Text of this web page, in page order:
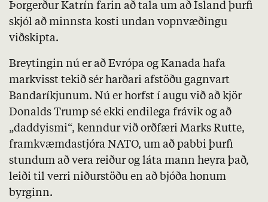
Þorgerður Katrín farin að tala um að Ísland þurfi
skjól að minnsta kosti undan vopnvæðingu
viðskipta.
Breytingin nú er að Evrópa og Kanada hafa
markvisst tekið sér harðari afstöðu gagnvart
Bandaríkjunum. Nú er horfst í augu við að kjör
Donalds Trump sé ekki endilega frávik og að
„daddyismi“, kenndur við orðfæri Marks Rutte,
framkvæmdastjóra NATO, um að pabbi þurfi
stundum að vera reiður og láta mann heyra það,
leiði til verri niðurstöðu en að bjóða honum
byrginn.